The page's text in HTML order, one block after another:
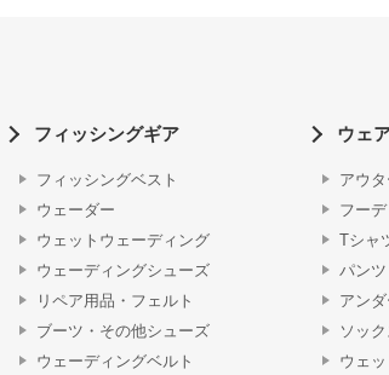
フィッシングギア
フィッシングベスト
ウェーダー
ウェットウェーディング
ウェーディングシューズ
リペア用品・フェルト
ブーツ・その他シューズ
ウェーディングベルト
ウェ
アウ
フー
Tシャ
パンツ
アン
ソッ
ウェ